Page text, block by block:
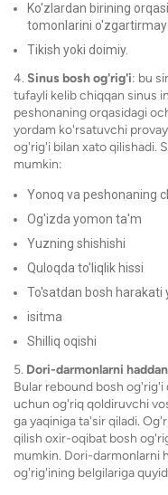
Ko'zlardan birining
tomonlarini
Tikish yoki doimiy.
4. Sinus bosh og'rig'i: bu
tufayli kelib chiqqan sinus
peshonaning orqasidagi
yordam ko'rsatuvchi
og'rig'i bilan xato qilishadi.
mumkin:
Yonoq va peshonaning
Og'izda yomon ta'm
Yuzning shishishi
Quloqda to'liqlik hissi
To'satdan bosh harakati
isitma
Shilliq oqishi
5. Dori-darmonlarni
Bular rebound bosh
uchun og'riq qoldiruvchi
ga yaqiniga ta'sir qiladi.
qilish oxir-oqibat bosh
mumkin. Dori-darmonlarni
og'rig'ining belgilariga